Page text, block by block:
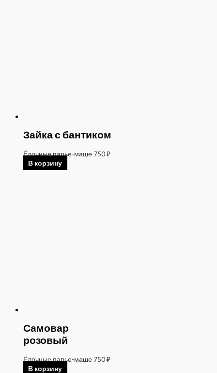
Зайка с бантиком
Ёлочные папье-маше 750₽
В корзину
Самовар
розовый
Ёлочные папье-маше 750₽
В корзину